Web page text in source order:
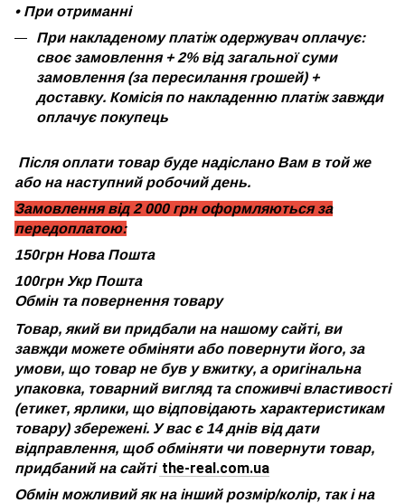
•При отриманні
При накладеному платіж одержувач оплачує:
своє замовлення + 2% від загальної суми
замовлення (за пересилання грошей) +
доставку. Комісія по накладенню платіж завжди
оплачує покупець
Після оплати товар буде надіслано Вам в той же
або на наступний робочий день.
Замовлення від 2 000 грн оформляються за
передоплатою:
150грн Нова Пошта
100грн Укр Пошта
Обмін та повернення товару
Товар, який ви придбали на нашому сайті, ви
завжди можете обміняти або повернути його, за
умови, що товар не був у вжитку, а оригінальна
упаковка, товарний вигляд та споживчі властивості
(етикет, ярлики, що відповідають характеристикам
товару) збережені. У вас є 14 днів від дати
відправлення, щоб обміняти чи повернути товар,
придбаний на сайті the-real.com.ua
Обмін можливий як на інший розмір/колір, так і на